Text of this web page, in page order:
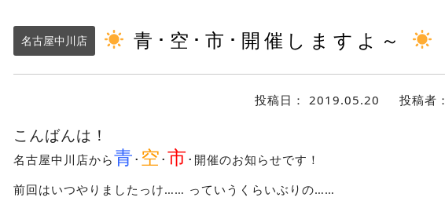
名古屋中川店 青･空･市･開催しますよ～
投稿日： 2019.05.20 投稿者：
こんばんは！
名古屋中川店から青 ･ 空 ･ 市 ･開催のお知らせです！
前回はいつやりましたっけ…… っていうくらいぶりの……